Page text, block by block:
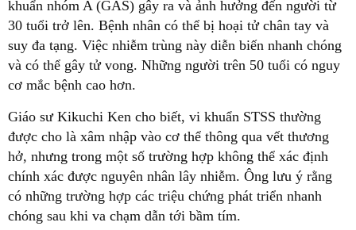
khuẩn nhóm A (GAS) gây ra và ảnh hưởng đến người từ
30 tuổi trở lên. Bệnh nhân có thể bị hoại tử chân tay và
suy đa tạng. Việc nhiễm trùng này diễn biến nhanh chóng
và có thể gây tử vong. Những người trên 50 tuổi có nguy
cơ mắc bệnh cao hơn.
Giáo sư Kikuchi Ken cho biết, vi khuẩn STSS thường
được cho là xâm nhập vào cơ thể thông qua vết thương
hở, nhưng trong một số trường hợp không thể xác định
chính xác được nguyên nhân lây nhiễm. Ông lưu ý rằng
có những trường hợp các triệu chứng phát triển nhanh
chóng sau khi va chạm dẫn tới bầm tím.